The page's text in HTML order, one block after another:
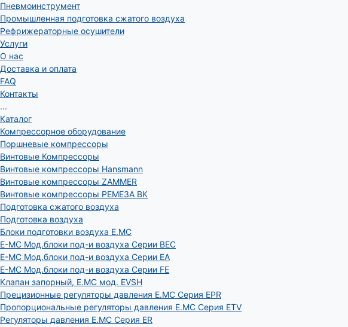
Пневмоинструмент
Промышленная подготовка сжатого воздуха
Рефрижераторные осушители
Услуги
О нас
Доставка и оплата
FAQ
Контакты
...
Каталог
Компрессорное оборудование
Поршневые компрессоры
Винтовые Компрессоры
Винтовые компрессоры Hansmann
Винтовые компрессоры ZAMMER
Винтовые компрессоры РЕМЕЗА ВК
Подготовка сжатого воздуха
Подготовка воздуха
Блоки подготовки воздуха E.MC
E-MC Мод.блоки под-и воздуха Серии BEC
E-MC Мод.блоки под-и воздуха Серии EA
E-MC Мод.блоки под-и воздуха Серии FE
Клапан запорный, E.MC мод. EVSH
Прецизионные регуляторы давления E.MC Серия EPR
Пропорциональные регуляторы давления E.MC Серия ETV
Регуляторы давления E.MC Серия ER